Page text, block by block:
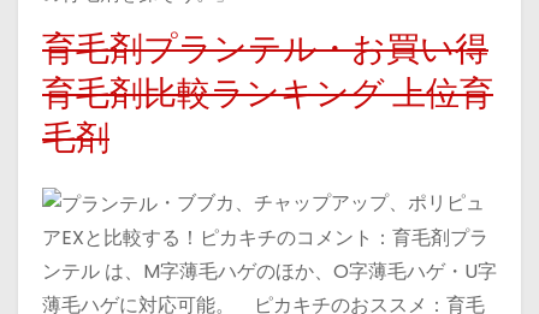
育毛剤プランテル・お買い得
育毛剤比較ランキング 上位育
毛剤
・ブブカ、チャップアップ、ポリピュ
アEXと比較する！ピカキチのコメント：育毛剤プラ
ンテル は、M字薄毛ハゲのほか、O字薄毛ハゲ・U字
薄毛ハゲに対応可能。 ピカキチのおススメ：育毛